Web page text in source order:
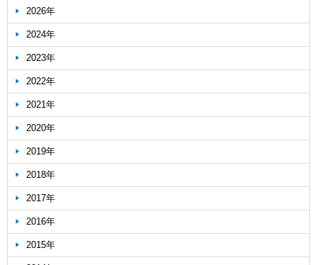
2026年
2024年
2023年
2022年
2021年
2020年
2019年
2018年
2017年
2016年
2015年